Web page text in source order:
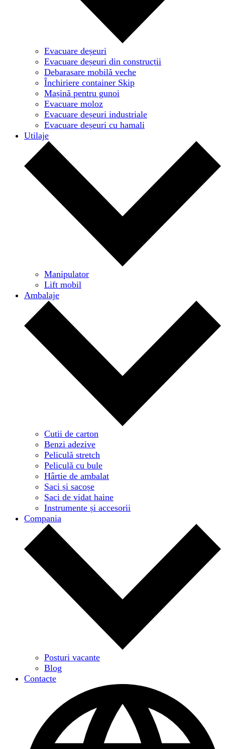
Evacuare deșeuri
Evacuare deșeuri din construcții
Debarasare mobilă veche
Închiriere container Skip
Mașină pentru gunoi
Evacuare moloz
Evacuare deșeuri industriale
Evacuare deșeuri cu hamali
Utilaje
Manipulator
Lift mobil
Ambalaje
Cutii de carton
Benzi adezive
Peliculă stretch
Peliculă cu bule
Hârtie de ambalat
Saci și sacoșe
Saci de vidat haine
Instrumente și accesorii
Compania
Posturi vacante
Blog
Contacte